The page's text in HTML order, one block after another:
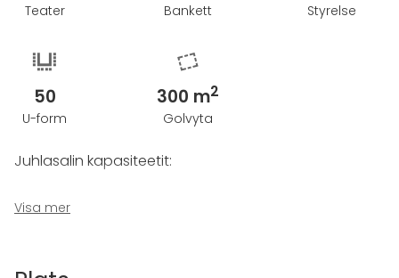
Teater Bankett Styrelse
50
U-form
300 m2
Golvyta
Juhlasalin kapasiteetit:
- 250 henkilöä cocktailtilaisuudessa
- 150 henkilöä luokkamuodossa
Visa mer